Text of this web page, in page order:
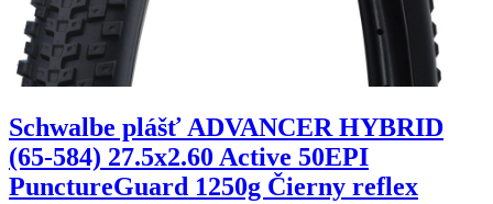
Schwalbe plášť ADVANCER HYBRID
(65-584) 27.5x2.60 Active 50EPI
PunctureGuard 1250g Čierny reflex